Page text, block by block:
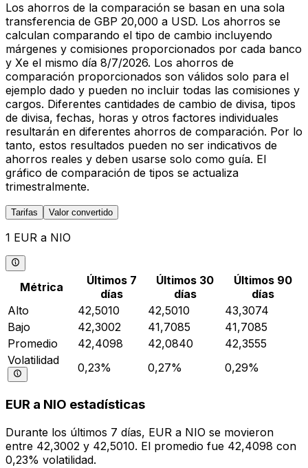
Los ahorros de la comparación se basan en una sola
transferencia de GBP 20,000 a USD. Los ahorros se
calculan comparando el tipo de cambio incluyendo
márgenes y comisiones proporcionados por cada banco
y Xe el mismo día 8/7/2026. Los ahorros de
comparación proporcionados son válidos solo para el
ejemplo dado y pueden no incluir todas las comisiones y
cargos. Diferentes cantidades de cambio de divisa, tipos
de divisa, fechas, horas y otros factores individuales
resultarán en diferentes ahorros de comparación. Por lo
tanto, estos resultados pueden no ser indicativos de
ahorros reales y deben usarse solo como guía. El
gráfico de comparación de tipos se actualiza
trimestralmente.
Tarifas Valor convertido
1 EUR a NIO
Métrica
Últimos 7
días
Últimos 30
días
Últimos 90
días
Alto
42,5010 42,5010
43,3074
Bajo
42,3002 41,7085
41,7085
Promedio
42,4098 42,0840
42,3555
Volatilidad
0,23% 0,27% 0,29%
EUR a NIO estadísticas
Durante los últimos 7 días, EUR a NIO se movieron
entre 42,3002 y 42,5010. El promedio fue 42,4098 con
0,23% volatilidad.